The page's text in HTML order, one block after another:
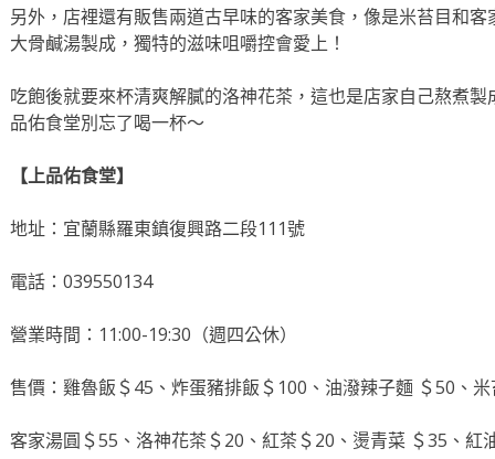
另外，店裡還有販售兩道古早味的客家美食，像是米苔目和
大骨鹹湯製成，獨特的滋味咀嚼控會愛上！
吃飽後就要來杯清爽解膩的洛神花茶，這也是店家自己熬煮
品佑食堂別忘了喝一杯～
【上品佑食堂】
地址：宜蘭縣羅東鎮復興路二段111號
電話：039550134
營業時間：11:00-19:30（週四公休）
售價：雞魯飯＄45、炸蛋豬排飯＄100、油潑辣子麵 ＄50、
客家湯圓＄55、洛神花茶＄20、紅茶＄20、燙青菜 ＄35、紅